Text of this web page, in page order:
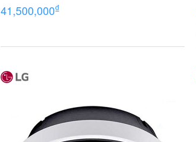
41,500,000₫